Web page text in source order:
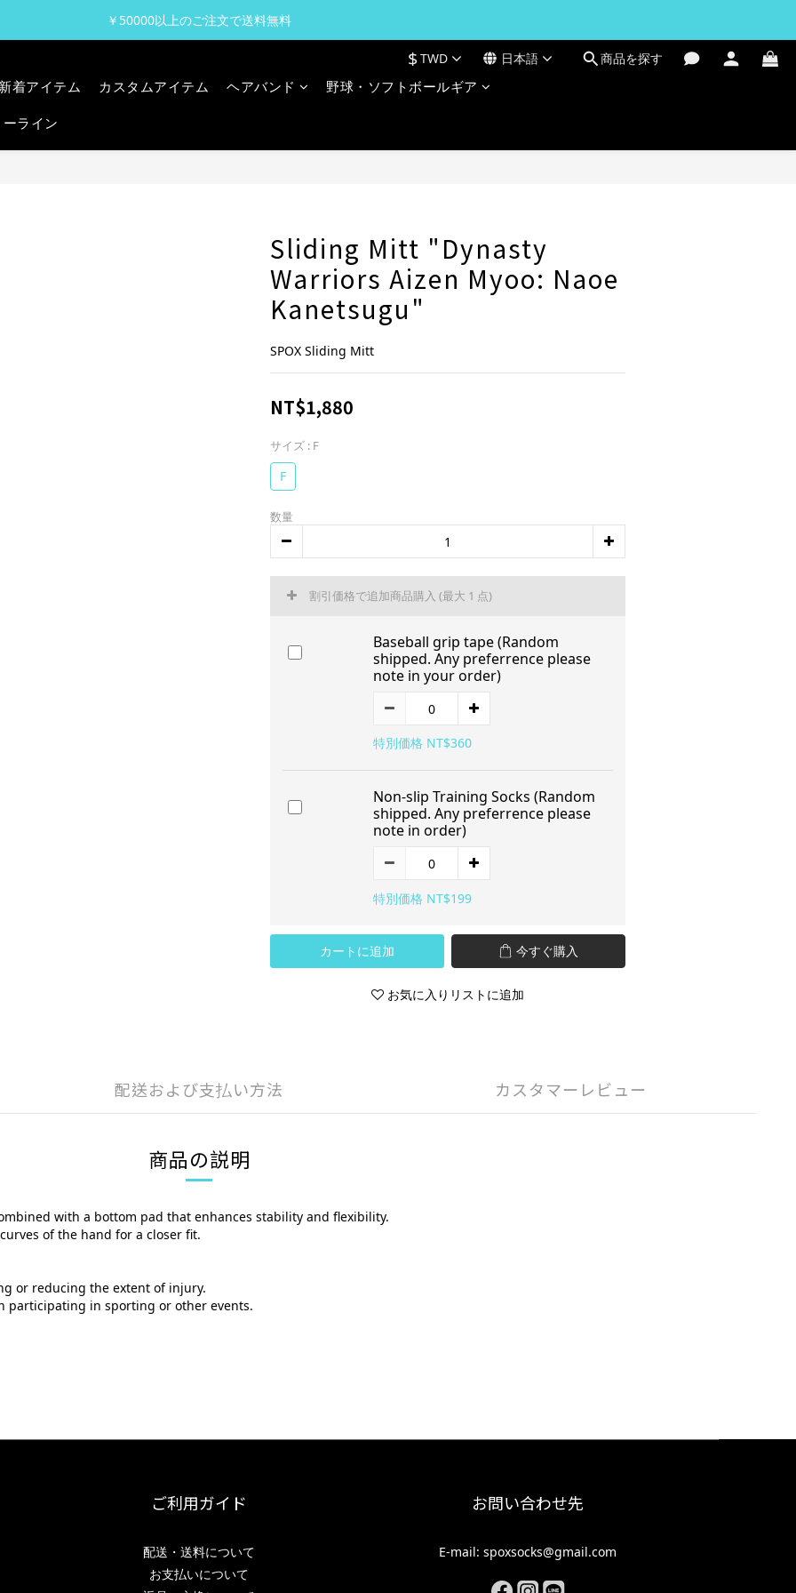
￥50000以上のご注文で送料無料
$TWD 日本語 商品を探す
新着アイテム カスタムアイテム ヘアバンド 野球・ソフトボールギア
ーライン
Sliding Mitt "Dynasty
Warriors Aizen Myoo: Naoe
Kanetsugu"
SPOX Sliding Mitt
NT$1,880
サイズ : F
F
数量
割引価格で追加商品購入 (最大 1 点)
Baseball grip tape (Random
shipped. Any preferrence please
note in your order)
特別価格 NT$360
Non-slip Training Socks (Random
shipped. Any preferrence please
note in order)
特別価格 NT$199
カートに追加 今すぐ購入
お気に入りリストに追加
配送および支払い方法 カスタマーレビュー
商品の説明
with a bottom pad that enhances stability and flexibility.
of the hand for a closer fit.
or reducing the extent of injury.
participating in sporting or other events.
ご利用ガイド
配送・送料について
お支払いについて
お問い合わせ先
E-mail: spoxsocks@gmail.com